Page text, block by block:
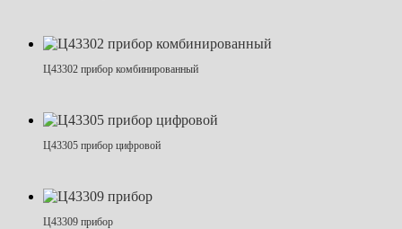
Ц43302 прибор комбинированный
Ц43305 прибор цифровой
Ц43309 прибор